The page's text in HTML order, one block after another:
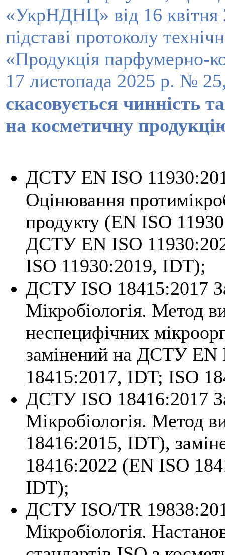
«УкрНДНЦ» від 16
підставі протоколу
«Продукція парфумерно-
17 листопада 2025 р. №
скасовується чинність
на косметичну
ДСТУ EN ISO
Оцінювання
продукту (EN ISO
ДСТУ EN ISO
ISO 11930:2019, IDT);
ДСТУ ISO 18415:2017
Мікробіологія. Метод
неспецифічних
замінений на ДСТУ EN
18415:2017, IDT; ISO
ДСТУ ISO 18416:2017
Мікробіологія. Метод
18416:2015, IDT),
18416:2022 (EN ISO
IDT);
ДСТУ ISO/TR
Мікробіологія.